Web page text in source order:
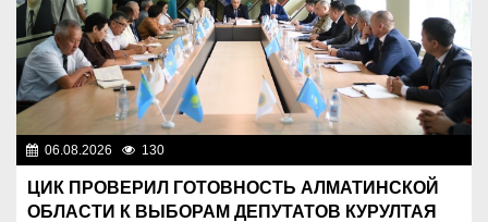
06.08.2026 130
ЦИК ПРОВЕРИЛ ГОТОВНОСТЬ АЛМАТИНСКОЙ
ОБЛАСТИ К ВЫБОРАМ ДЕПУТАТОВ КУРУЛТАЯ